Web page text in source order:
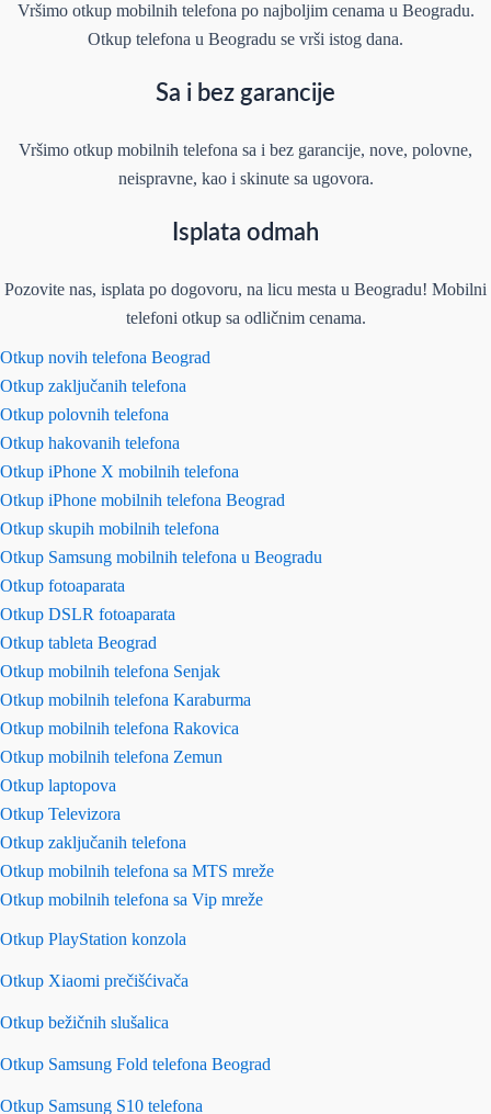
Vršimo otkup mobilnih telefona po najboljim cenama u Beogradu.
Otkup telefona u Beogradu se vrši istog dana.
Sa i bez garancije
Vršimo otkup mobilnih telefona sa i bez garancije, nove, polovne,
neispravne, kao i skinute sa ugovora.
Isplata odmah
Pozovite nas, isplata po dogovoru, na licu mesta u Beogradu! Mobilni
telefoni otkup sa odličnim cenama.
Otkup novih telefona Beograd
Otkup zaključanih telefona
Otkup polovnih telefona
Otkup hakovanih telefona
Otkup iPhone X mobilnih telefona
Otkup iPhone mobilnih telefona Beograd
Otkup skupih mobilnih telefona
Otkup Samsung mobilnih telefona u Beogradu
Otkup fotoaparata
Otkup DSLR fotoaparata
Otkup tableta Beograd
Otkup mobilnih telefona Senjak
Otkup mobilnih telefona Karaburma
Otkup mobilnih telefona Rakovica
Otkup mobilnih telefona Zemun
Otkup laptopova
Otkup Televizora
Otkup zaključanih telefona
Otkup mobilnih telefona sa MTS mreže
Otkup mobilnih telefona sa Vip mreže
Otkup PlayStation konzola
Otkup Xiaomi prečišćivača
Otkup bežičnih slušalica
Otkup Samsung Fold telefona Beograd
Otkup Samsung S10 telefona